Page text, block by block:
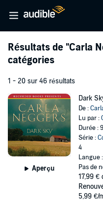
Résultats de "Carla
catégories
1 - 20 sur 46 résultats
Aperçu
Dark
De :
Lu par :
Durée :
Série :
4
Langue
Pas de
17,99 €
5,99 €/